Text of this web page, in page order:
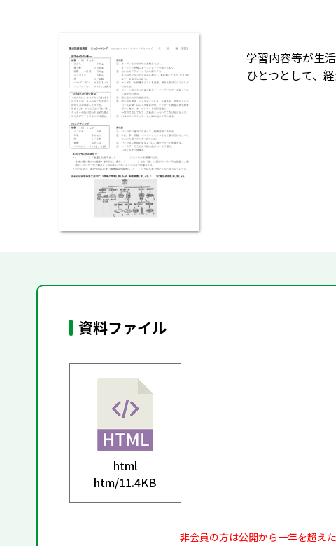
学習内容等が生
ひとつとして、
資料ファイル
html
htm/11.4KB
非会員の方は公開から一年を超え